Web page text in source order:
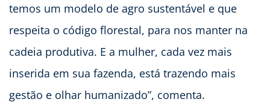
temos um modelo de agro sustentável e que
respeita o código florestal, para nos manter na
cadeia produtiva. E a mulher, cada vez mais
inserida em sua fazenda, está trazendo mais
gestão e olhar humanizado”, comenta.